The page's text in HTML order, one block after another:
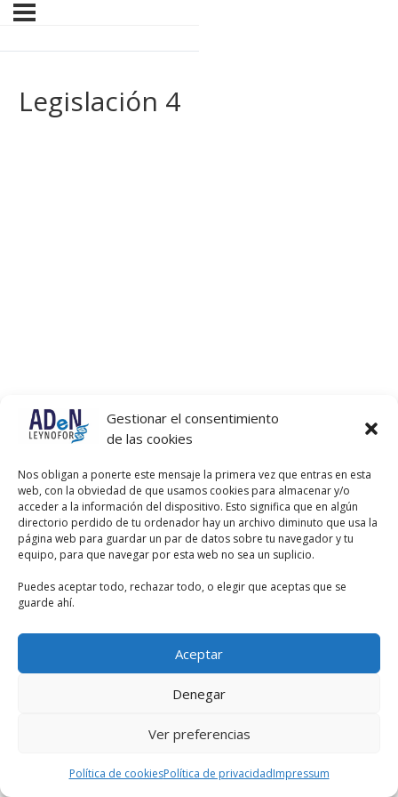
Gestionar el consentimiento
de las cookies
Nos obligan a ponerte este mensaje la primera vez que entras en esta
web, con la obviedad de que usamos cookies para almacenar y/o
acceder a la información del dispositivo. Esto significa que en algún
directorio perdido de tu ordenador hay un archivo diminuto que usa la
página web para guardar un par de datos sobre tu navegador y tu
equipo, para que navegar por esta web no sea un suplicio.
Puedes aceptar todo, rechazar todo, o elegir que aceptas que se
guarde ahí.
Aceptar
Denegar
Ver preferencias
Política de cookiesPolítica de privacidadImpressum
Legislación 4